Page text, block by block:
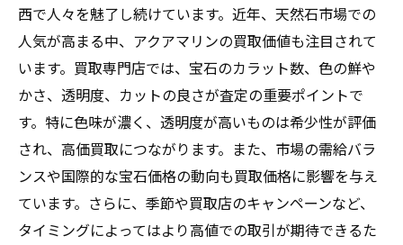
西で人々を魅了し続けています。近年、天然石市場での
人気が高まる中、アクアマリンの買取価値も注目されて
います。買取専門店では、宝石のカラット数、色の鮮や
かさ、透明度、カットの良さが査定の重要ポイントで
す。特に色味が濃く、透明度が高いものは希少性が評価
され、高価買取につながります。また、市場の需給バラ
ンスや国際的な宝石価格の動向も買取価格に影響を与え
ています。さらに、季節や買取店のキャンペーンなど、
タイミングによってはより高値での取引が期待できるた